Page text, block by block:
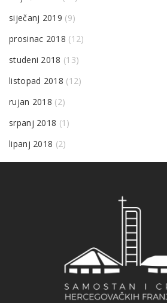
siječanj 2019 (9)
prosinac 2018 (12)
studeni 2018 (13)
listopad 2018 (12)
rujan 2018 (2)
srpanj 2018 (1)
lipanj 2018 (2)